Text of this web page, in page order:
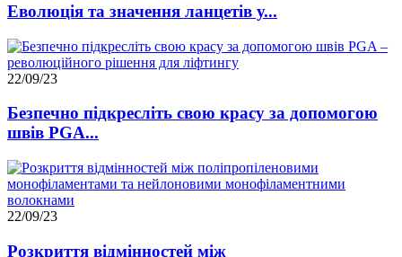
Еволюція та значення ланцетів у...
22/09/23
Безпечно підкресліть свою красу за допомогою
швів PGA...
22/09/23
Розкриття відмінностей між